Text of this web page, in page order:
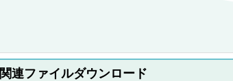
関連ファイルダウンロード